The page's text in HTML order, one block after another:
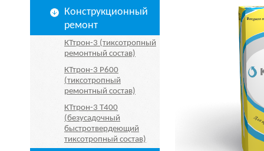
Конструкционный
ремонт
КТтрон-3 (тиксотропный
ремонтный состав)
КТтрон-3 Р600
(тиксотропный
ремонтный состав)
КТтрон-3 Т400
(безусадочный
быстротвердеющий
тиксотропный состав)